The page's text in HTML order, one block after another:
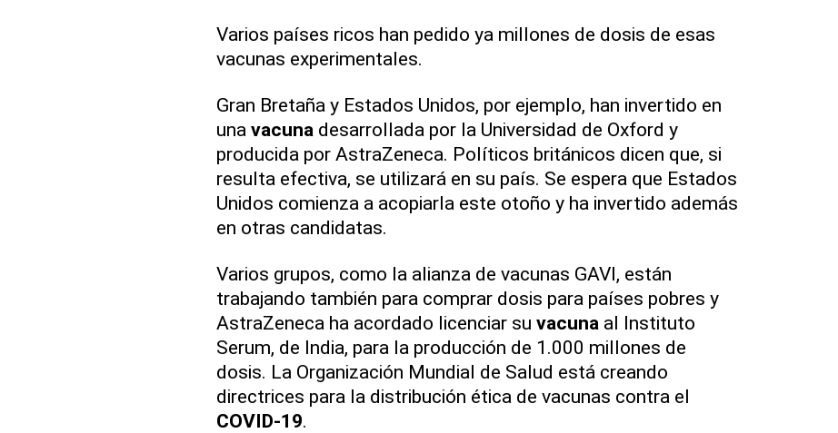
Varios países ricos han pedido ya millones de dosis de esas
vacunas experimentales.
Gran Bretaña y Estados Unidos, por ejemplo, han invertido en
una vacuna desarrollada por la Universidad de Oxford y
producida por AstraZeneca. Políticos británicos dicen que, si
resulta efectiva, se utilizará en su país. Se espera que Estados
Unidos comienza a acopiarla este otoño y ha invertido además
en otras candidatas.
Varios grupos, como la alianza de vacunas GAVI, están
trabajando también para comprar dosis para países pobres y
AstraZeneca ha acordado licenciar su vacuna al Instituto
Serum, de India, para la producción de 1.000 millones de
dosis. La Organización Mundial de Salud está creando
directrices para la distribución ética de vacunas contra el
COVID-19.